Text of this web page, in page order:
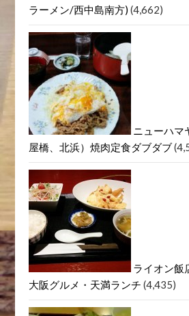
ラーメン/西中島南方) (4,662)
ニューハマ
屋橋、北浜）焼肉定食ダブダブ
ライオン飯
大阪グルメ・天満ランチ (4,435)